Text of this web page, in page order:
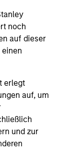
noch
auf dieser
erlegt
auf, um
und zur